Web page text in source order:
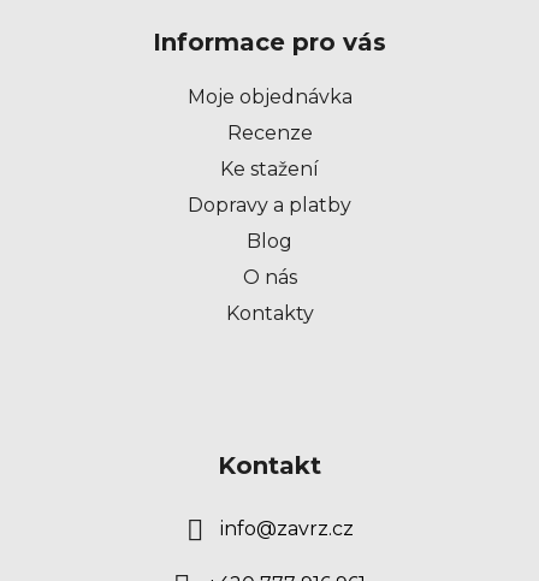
Informace pro vás
Moje objednávka
Recenze
Ke stažení
Dopravy a platby
Blog
O nás
Kontakty
Kontakt
info@zavrz.cz